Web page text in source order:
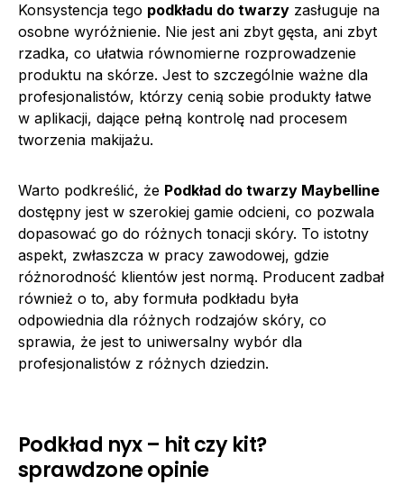
Konsystencja tego podkładu do twarzy zasługuje na
osobne wyróżnienie. Nie jest ani zbyt gęsta, ani zbyt
rzadka, co ułatwia równomierne rozprowadzenie
produktu na skórze. Jest to szczególnie ważne dla
profesjonalistów, którzy cenią sobie produkty łatwe
w aplikacji, dające pełną kontrolę nad procesem
tworzenia makijażu.
Warto podkreślić, że Podkład do twarzy Maybelline
dostępny jest w szerokiej gamie odcieni, co pozwala
dopasować go do różnych tonacji skóry. To istotny
aspekt, zwłaszcza w pracy zawodowej, gdzie
różnorodność klientów jest normą. Producent zadbał
również o to, aby formuła podkładu była
odpowiednia dla różnych rodzajów skóry, co
sprawia, że jest to uniwersalny wybór dla
profesjonalistów z różnych dziedzin.
Podkład nyx – hit czy kit?
sprawdzone opinie